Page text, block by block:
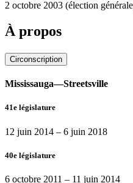
2 octobre 2003 (élection
À propos
Circonscription
Mississauga—Streetsville
41e législature
12 juin 2014 – 6 juin 2018
40e législature
6 octobre 2011 – 11 juin 2014